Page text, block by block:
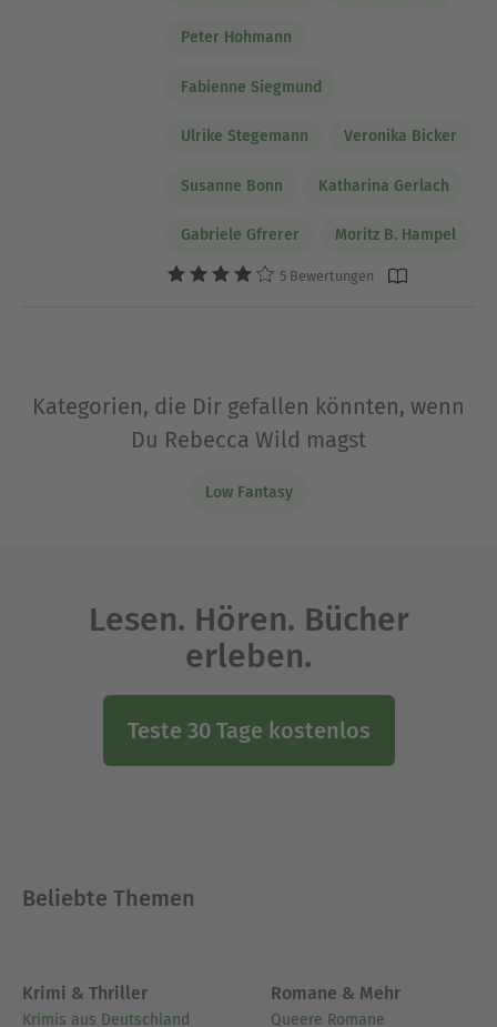
Peter Hohmann
Fabienne Siegmund
Ulrike Stegemann Veronika Bicker
Susanne Bonn Katharina Gerlach
Gabriele Gfrerer Moritz B. Hampel
5 Bewertungen
Kategorien, die Dir gefallen könnten, wenn
Du Rebecca Wild magst
Low Fantasy
Lesen. Hören. Bücher
erleben.
Teste 30 Tage kostenlos
Beliebte Themen
Krimi & Thriller
Krimis aus Deutschland
Romane & Mehr
Queere Romane